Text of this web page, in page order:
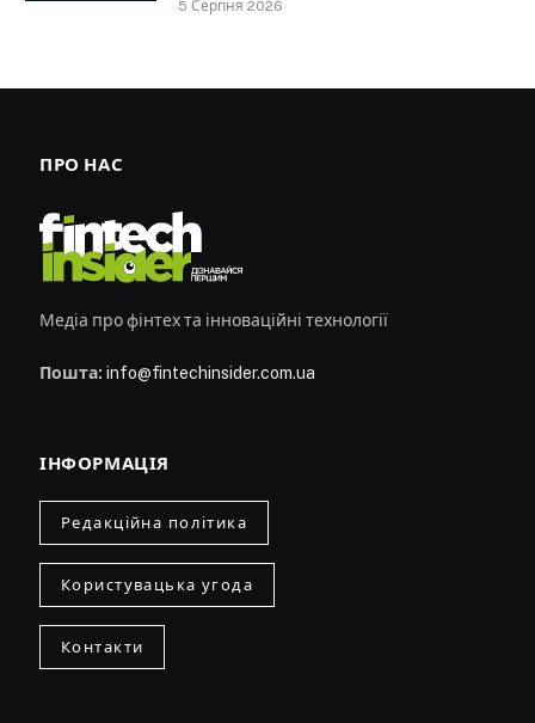
5 Серпня 2026
ПРО НАС
Медіа про фінтех та інноваційні технології
Пошта: info@fintechinsider.com.ua
ІНФОРМАЦІЯ
Редакційна політика
Користувацька угода
Контакти